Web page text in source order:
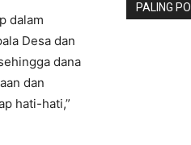
dalam
Desa dan
dana
dan
hati-hati,”
PALING